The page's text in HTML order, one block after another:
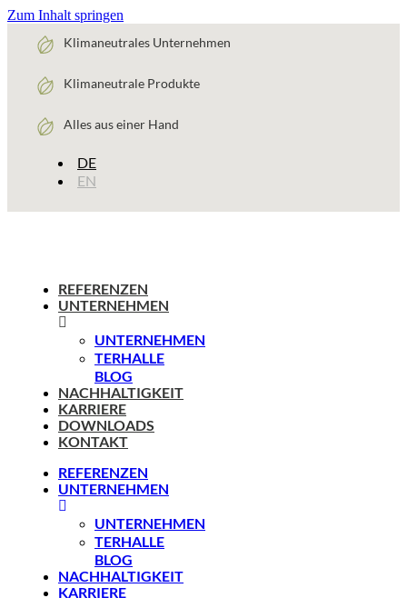
Zum Inhalt springen
Klimaneutrales Unternehmen
Klimaneutrale Produkte
Alles aus einer Hand
DE
EN
REFERENZEN
UNTERNEHMEN
UNTERNEHMEN
TERHALLE
BLOG
NACHHALTIGKEIT
KARRIERE
DOWNLOADS
KONTAKT
REFERENZEN
UNTERNEHMEN
UNTERNEHMEN
TERHALLE
BLOG
NACHHALTIGKEIT
KARRIERE